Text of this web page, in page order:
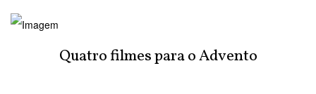
Quatro filmes para o Advento